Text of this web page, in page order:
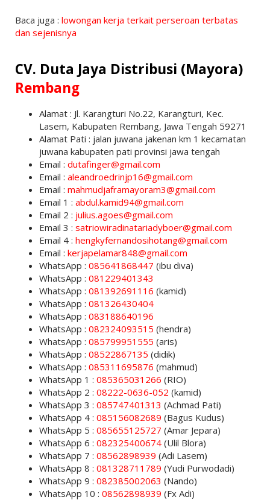
Baca juga : lowongan kerja terkait perseroan terbatas
dan sejenisnya
CV. Duta Jaya Distribusi (Mayora)
Rembang
Alamat : Jl. Karangturi No.22, Karangturi, Kec.
Lasem, Kabupaten Rembang, Jawa Tengah 59271
Alamat Pati : jalan juwana jakenan km 1 kecamatan
juwana kabupaten pati provinsi jawa tengah
Email : dutafinger@gmail.com
Email : aleandroedrinjp16@gmail.com
Email : mahmudjaframayoram3@gmail.com
Email 1 : abdul.kamid94@gmail.com
Email 2 : julius.agoes@gmail.com
Email 3 : satriowiradinatariadyboer@gmail.com
Email 4 : hengkyfernandosihotang@gmail.com
Email : kerjapelamar848@gmail.com
WhatsApp : 085641868447 (ibu diva)
WhatsApp : 081229401343
WhatsApp : 081392691116 (kamid)
WhatsApp : 081326430404
WhatsApp : 083188640196
WhatsApp : 082324093515 (hendra)
WhatsApp : 085799951555 (aris)
WhatsApp : 08522867135 (didik)
WhatsApp : 085311695876 (mahmud)
WhatsApp 1 : 085365031266 (RIO)
WhatsApp 2 : 08222-0636-052 (kamid)
WhatsApp 3 : 085747401313 (Achmad Pati)
WhatsApp 4 : 085156082689 (Bagus Kudus)
WhatsApp 5 : 085655125727 (Amar Jepara)
WhatsApp 6 : 082325400674(Ulil Blora)
WhatsApp 7 : 08562898939 (Adi Lasem)
WhatsApp 8 : 081328711789 (Yudi Purwodadi)
WhatsApp 9 : 082385002063 (Nando)
WhatsApp 10 : 08562898939 (Fx Adi)